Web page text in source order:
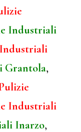
Industriali
Grantola,
Industriali
Inarzo,